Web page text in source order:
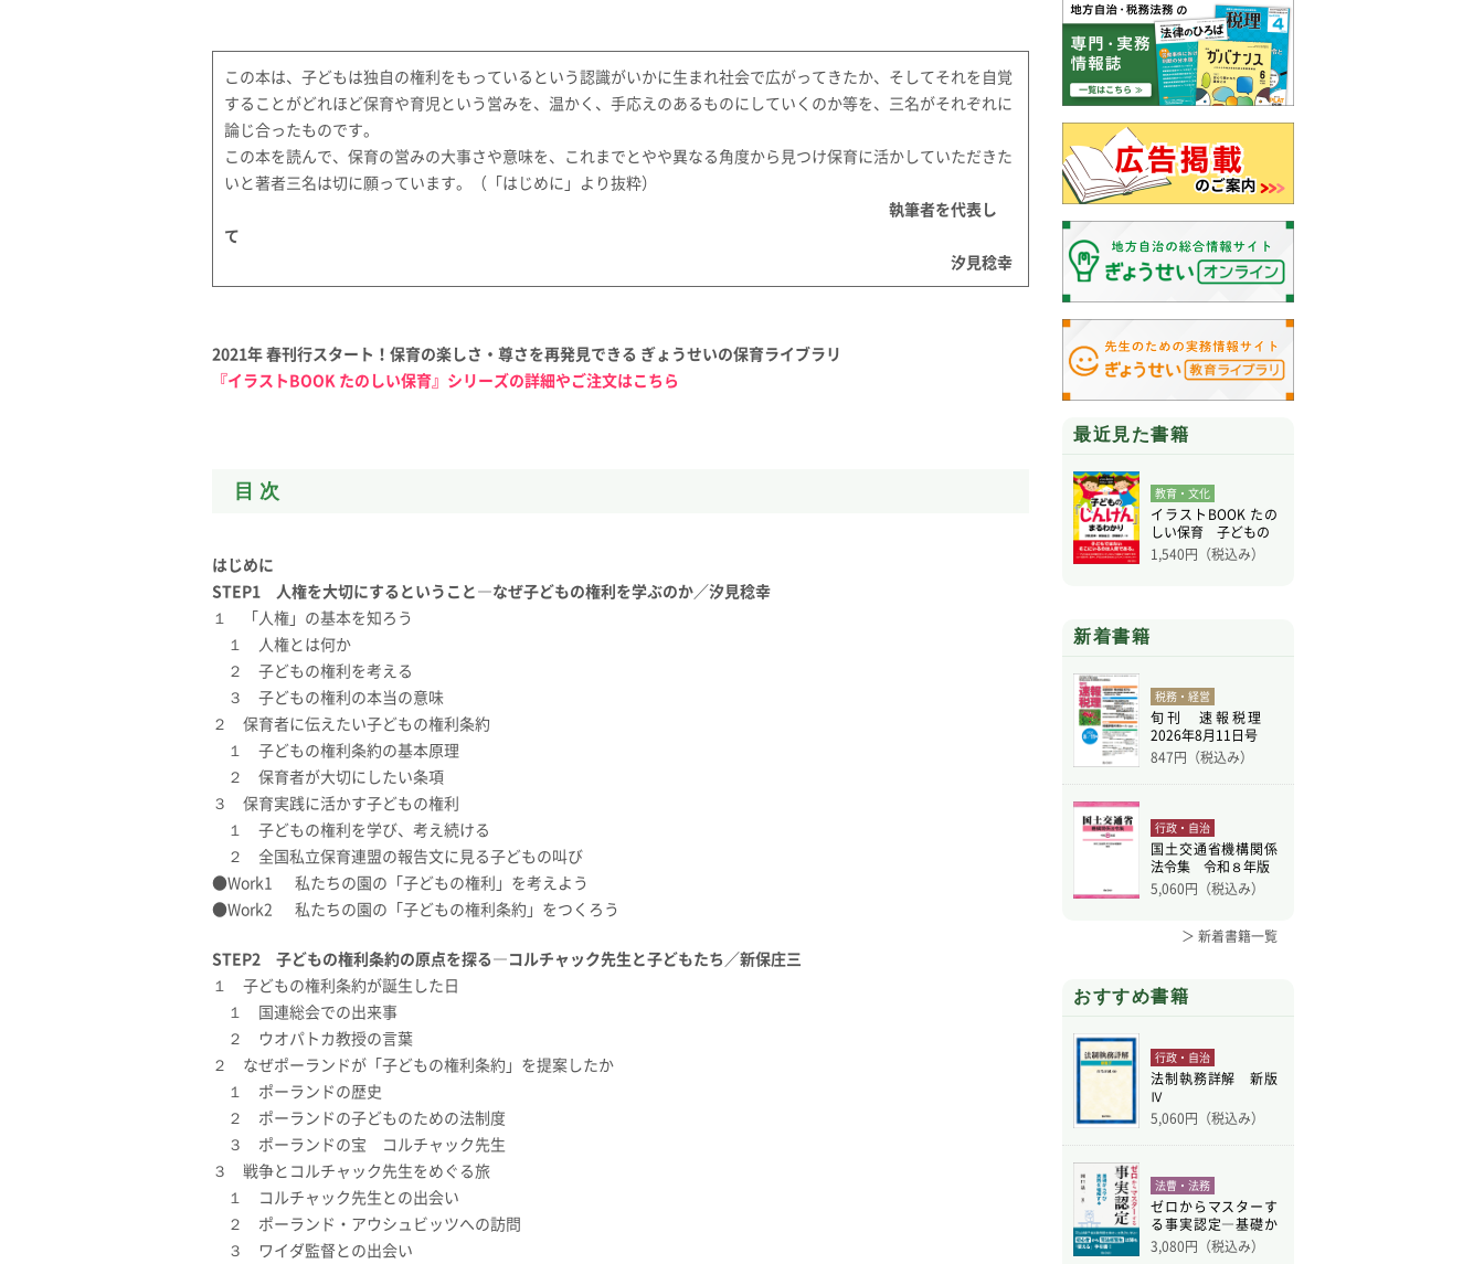
この本は、子どもは独自の権利をもっているという認識がいかに生まれ社会で広がってきたか、そしてそれを自覚
することがどれほど保育や育児という営みを、温かく、手応えのあるものにしていくのか等を、三名がそれぞれに
論じ合ったものです。
この本を読んで、保育の営みの大事さや意味を、これまでとやや異なる角度から見つけ保育に活かしていただきた
いと著者三名は切に願っています。（「はじめに」より抜粋）
執筆者を代表し
て
汐見稔幸
2021年 春刊行スタート！保育の楽しさ・尊さを再発見できる ぎょうせいの保育ライブラリ
『イラストBOOK たのしい保育』シリーズの詳細やご注文はこちら
目 次
はじめに
STEP1 人権を大切にするということ―なぜ子どもの権利を学ぶのか／汐見稔幸
１ 「人権」の基本を知ろう
１ 人権とは何か
２ 子どもの権利を考える
３ 子どもの権利の本当の意味
２ 保育者に伝えたい子どもの権利条約
１ 子どもの権利条約の基本原理
２ 保育者が大切にしたい条項
３ 保育実践に活かす子どもの権利
１ 子どもの権利を学び、考え続ける
２ 全国私立保育連盟の報告文に見る子どもの叫び
●Work1 私たちの園の「子どもの権利」を考えよう
●Work2 私たちの園の「子どもの権利条約」をつくろう
STEP2 子どもの権利条約の原点を探る―コルチャック先生と子どもたち／新保庄三
１ 子どもの権利条約が誕生した日
１ 国連総会での出来事
２ ウオパトカ教授の言葉
２ なぜポーランドが「子どもの権利条約」を提案したか
１ ポーランドの歴史
２ ポーランドの子どものための法制度
３ ポーランドの宝 コルチャック先生
３ 戦争とコルチャック先生をめぐる旅
１ コルチャック先生との出会い
２ ポーランド・アウシュビッツへの訪問
３ ワイダ監督との出会い
最近見た書籍
教育・文化
イラストBOOK たの
しい保育 子どもの
1,540円（税込み）
新着書籍
税務・経営
旬刊 速報税理
2026年8月11日号
847円（税込み）
行政・自治
国土交通省機構関係
法令集 令和８年版
5,060円（税込み）
＞ 新着書籍一覧
おすすめ書籍
行政・自治
法制執務詳解 新版
Ⅳ
5,060円（税込み）
法曹・法務
ゼロからマスターす
る事実認定―基礎か
ら学
3,080円（税込み）